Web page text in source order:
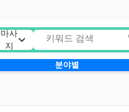
마사
지
분야별